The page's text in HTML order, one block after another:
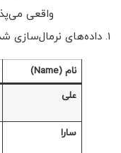
واقعی
۱. داده‌های نرمال‌سازی شده (اطلاعات دانشجویان)
نام (Name)
علی
سارا